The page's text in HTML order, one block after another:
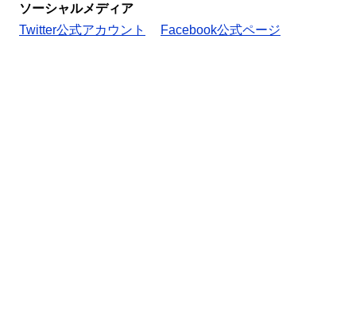
ソーシャルメディア
Twitter公式アカウント
Facebook公式ページ